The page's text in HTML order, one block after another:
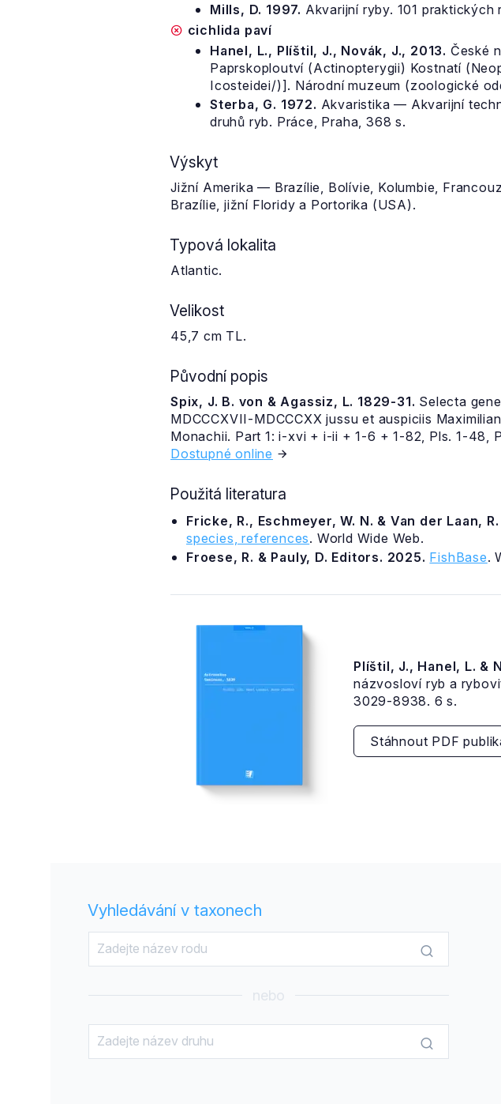
Mills, D. 1997. Akvarijní ryby. 101 praktických
cichlida paví
Hanel, L., Plíštil, J., Novák, J., 2013. České
Paprskoploutví (Actinopterygii) Kostnatí
Icosteidei/)]. Národní muzeum (zoologické
Sterba, G. 1972. Akvaristika — Akvarijní
druhů ryb. Práce, Praha, 368 s.
Výskyt
Jižní Amerika — Brazílie, Bolívie, Kolumbie,
Brazílie, jižní Floridy a Portorika (USA).
Typová lokalita
Atlantic.
Velikost
45,7 cm TL.
Původní popis
Spix, J. B. von & Agassiz, L. 1829-31. Selecta
MDCCCXVII-MDCCCXX jussu et auspiciis
Monachii. Part 1: i-xvi + i-ii + 1-6 + 1-82, Pls. 1-48,
Dostupné online
Použitá literatura
Fricke, R., Eschmeyer, W. N. & Van der Laan,
species, references. World Wide Web.
Froese, R. & Pauly, D. Editors. 2025. FishBase.
Plíštil, J., Hanel, L. &
názvosloví ryb a
3029-8938. 6 s.
Stáhnout PDF
Vyhledávání v taxonech
nebo